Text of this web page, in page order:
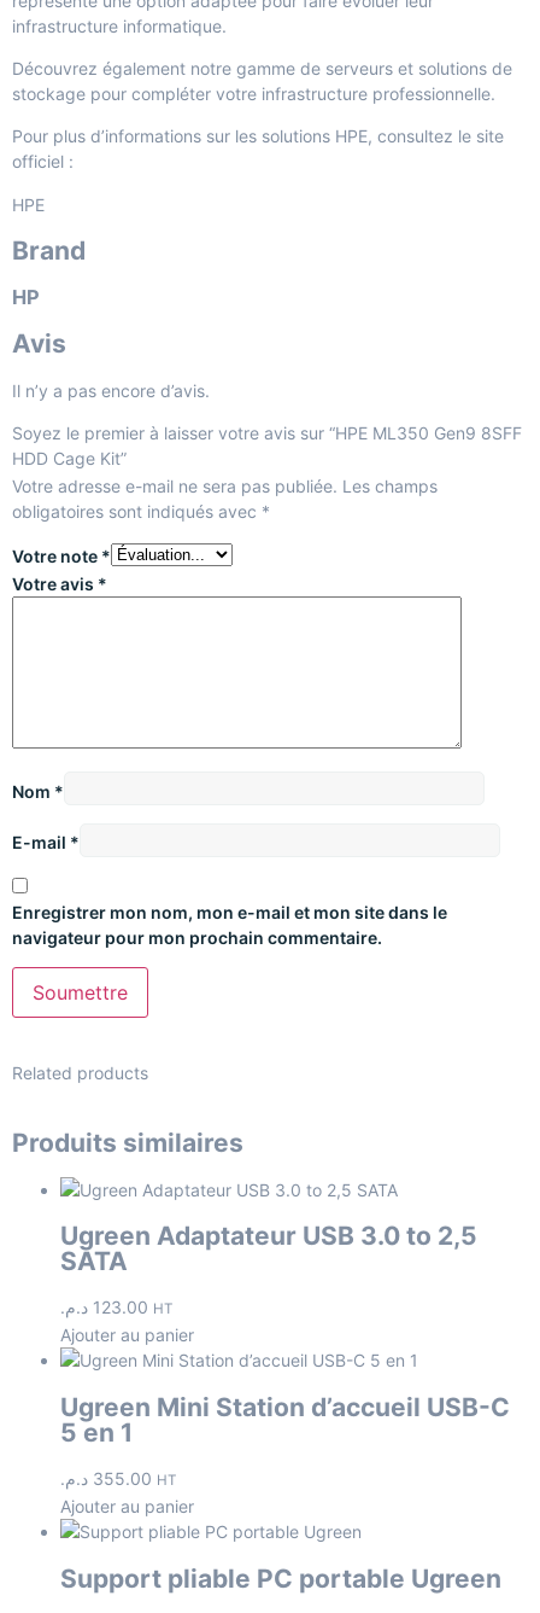
infrastructure informatique.
Découvrez également notre gamme de serveurs et solutions de
stockage pour compléter votre infrastructure professionnelle.
Pour plus d’informations sur les solutions HPE, consultez le site
officiel :
HPE
Brand
HP
Avis
Il n’y a pas encore d’avis.
Soyez le premier à laisser votre avis sur “HPE ML350 Gen9 8SFF
HDD Cage Kit”
Votre adresse e-mail ne sera pas publiée. Les champs
obligatoires sont indiqués avec *
Votre note *
Votre avis *
Nom *
E-mail *
Enregistrer mon nom, mon e-mail et mon site dans le
navigateur pour mon prochain commentaire.
Related products
Produits similaires
Ugreen Adaptateur USB 3.0 to 2,5
SATA
123.00 د.م. HT
Ajouter au panier
Ugreen Mini Station d’accueil USB-C
5 en 1
355.00 د.م. HT
Ajouter au panier
Support pliable PC portable Ugreen